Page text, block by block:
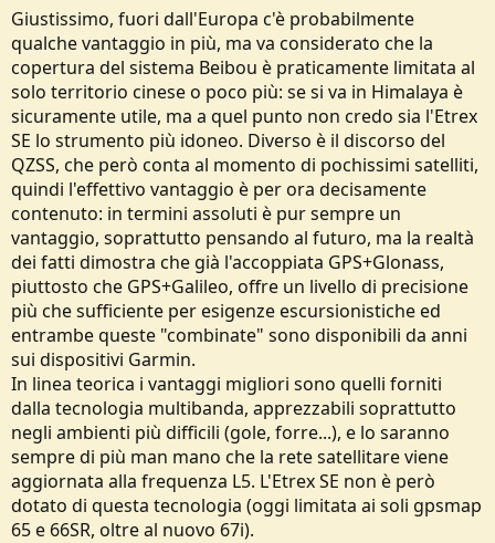
Giustissimo, fuori dall'Europa c'è probabilmente
qualche vantaggio in più, ma va considerato che la
copertura del sistema Beibou è praticamente limitata al
solo territorio cinese o poco più: se si va in Himalaya è
sicuramente utile, ma a quel punto non credo sia l'Etrex
SE lo strumento più idoneo. Diverso è il discorso del
QZSS, che però conta al momento di pochissimi satelliti,
quindi l'effettivo vantaggio è per ora decisamente
contenuto: in termini assoluti è pur sempre un
vantaggio, soprattutto pensando al futuro, ma la realtà
dei fatti dimostra che già l'accoppiata GPS+Glonass,
piuttosto che GPS+Galileo, offre un livello di precisione
più che sufficiente per esigenze escursionistiche ed
entrambe queste "combinate" sono disponibili da anni
sui dispositivi Garmin.
In linea teorica i vantaggi migliori sono quelli forniti
dalla tecnologia multibanda, apprezzabili soprattutto
negli ambienti più difficili (gole, forre...), e lo saranno
sempre di più man mano che la rete satellitare viene
aggiornata alla frequenza L5. L'Etrex SE non è però
dotato di questa tecnologia (oggi limitata ai soli gpsmap
65 e 66SR, oltre al nuovo 67i).